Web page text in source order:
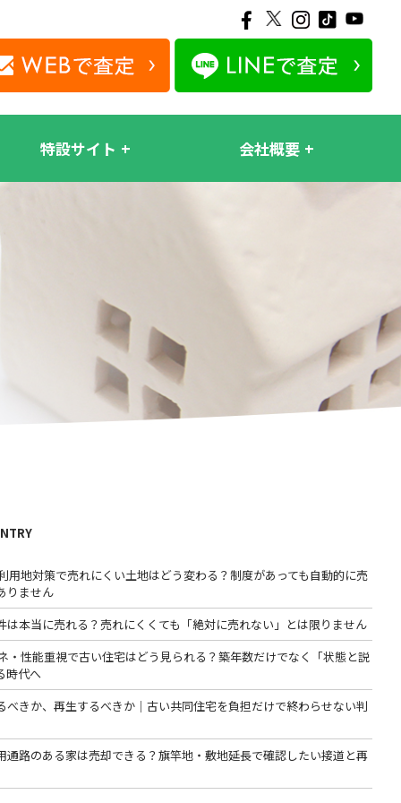
特設サイト 会社概要
用地対策で売れにくい土地はどう変わる？制度があっても自動的に売
りません
は本当に売れる？売れにくくても「絶対に売れない」とは限りません
・性能重視で古い住宅はどう見られる？築年数だけでなく「状態と説
時代へ
べきか、再生するべきか｜古い共同住宅を負担だけで終わらせない判
通路のある家は売却できる？旗竿地・敷地延長で確認したい接道と再